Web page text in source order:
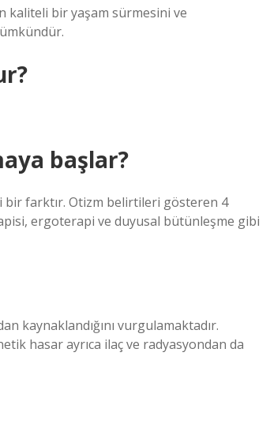
kaliteli bir yaşam sürmesini ve
başlar?
bir farktır. Otizm belirtileri gösteren 4
ergoterapi ve duyusal bütünleşme gibi
kaynaklandığını vurgulamaktadır.
hasar ayrıca ilaç ve radyasyondan da